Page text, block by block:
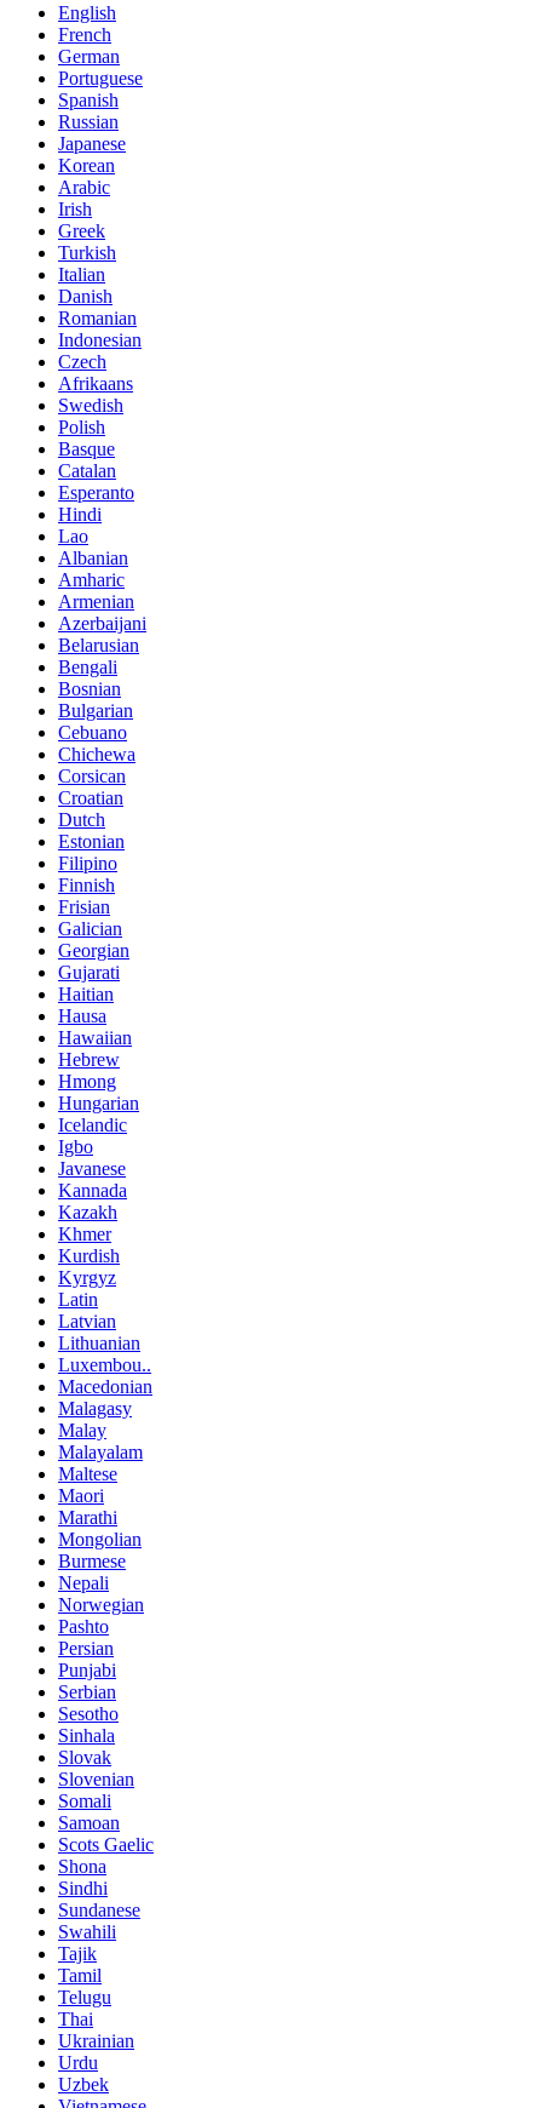
English
French
German
Portuguese
Spanish
Russian
Japanese
Korean
Arabic
Irish
Greek
Turkish
Italian
Danish
Romanian
Indonesian
Czech
Afrikaans
Swedish
Polish
Basque
Catalan
Esperanto
Hindi
Lao
Albanian
Amharic
Armenian
Azerbaijani
Belarusian
Bengali
Bosnian
Bulgarian
Cebuano
Chichewa
Corsican
Croatian
Dutch
Estonian
Filipino
Finnish
Frisian
Galician
Georgian
Gujarati
Haitian
Hausa
Hawaiian
Hebrew
Hmong
Hungarian
Icelandic
Igbo
Javanese
Kannada
Kazakh
Khmer
Kurdish
Kyrgyz
Latin
Latvian
Lithuanian
Luxembou..
Macedonian
Malagasy
Malay
Malayalam
Maltese
Maori
Marathi
Mongolian
Burmese
Nepali
Norwegian
Pashto
Persian
Punjabi
Serbian
Sesotho
Sinhala
Slovak
Slovenian
Somali
Samoan
Scots Gaelic
Shona
Sindhi
Sundanese
Swahili
Tajik
Tamil
Telugu
Thai
Ukrainian
Urdu
Uzbek